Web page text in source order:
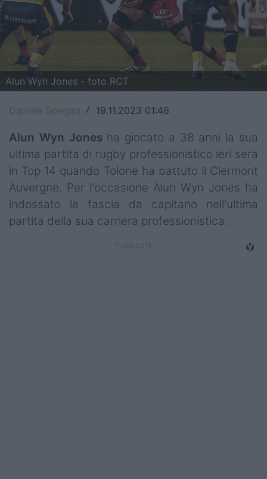
Top14
Premiership
Champions Cup
Challenge Cup
World Rugby
Rugby World Cup
Super Rugby
Rugby in TV
Mercato
Alun Wyn Jones - foto RCT
Daniele Goegan / 19.11.2023 01:46
Alun Wyn Jonesha giocato a 38 anni la sua
ultima partita di rugby professionistico ieri sera
in Top 14 quando Tolone ha battuto il Clermont
Auvergne. Per l'occasione Alun Wyn Jones ha
indossato la fascia da capitano nell'ultima
partita della sua carriera professionistica.